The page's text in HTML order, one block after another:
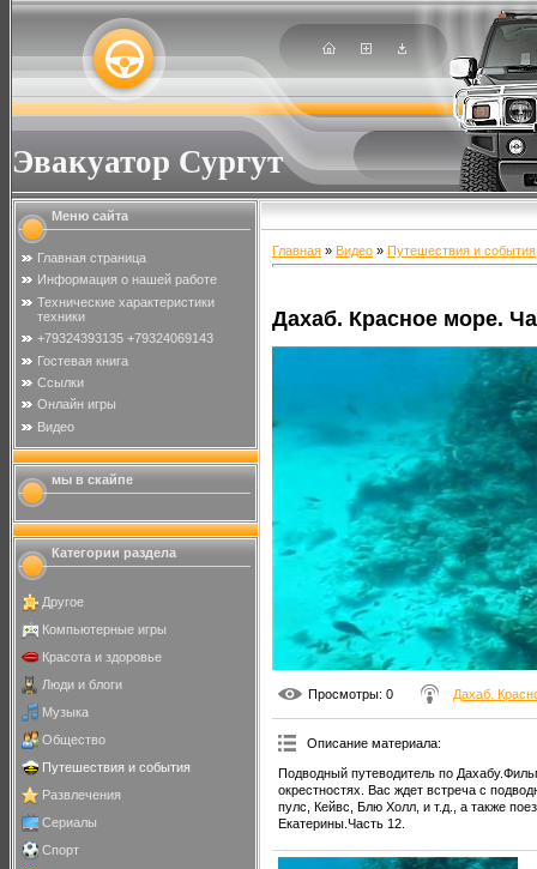
Эвакуатор Сургут
Меню сайта
Главная страница
Информация о нашей работе
Технические характеристики
техники
+79324393135 +79324069143
Гостевая книга
Ссылки
Онлайн игры
Видео
мы в скайпе
Категории раздела
Другое
Компьютерные игры
Красота и здоровье
Люди и блоги
Музыка
Общество
Путешествия и события
Развлечения
Сериалы
Спорт
Главная » Видео » Путешествия и события
Дахаб. Красное море.
Просмотры: 0 Дахаб.
Описание материала:
Подводный путеводитель по
окрестностях. Вас ждет встреча с
пулс, Кейвс, Блю Холл, и т.д., а также
Екатерины.Часть 12.